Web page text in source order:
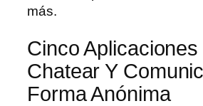
más.
Cinco
Chatear Y
Forma Anónima